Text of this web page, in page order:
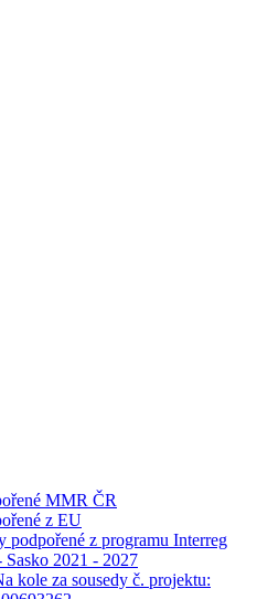
MMR ČR
z EU
podpořené z programu Interreg
Sasko 2021 - 2027
kole za sousedy č. projektu: